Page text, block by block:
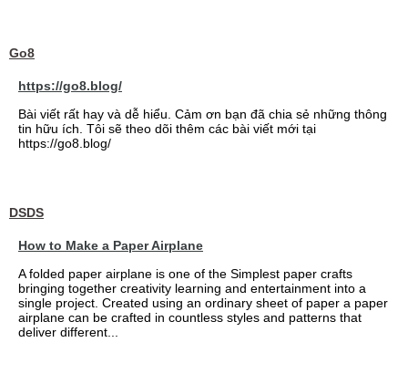
Go8
https://go8.blog/
Bài viết rất hay và dễ hiểu. Cảm ơn bạn đã chia sẻ những thông
tin hữu ích. Tôi sẽ theo dõi thêm các bài viết mới tại
https://go8.blog/
DSDS
How to Make a Paper Airplane
A folded paper airplane is one of the Simplest paper crafts
bringing together creativity learning and entertainment into a
single project. Created using an ordinary sheet of paper a paper
airplane can be crafted in countless styles and patterns that
deliver different...